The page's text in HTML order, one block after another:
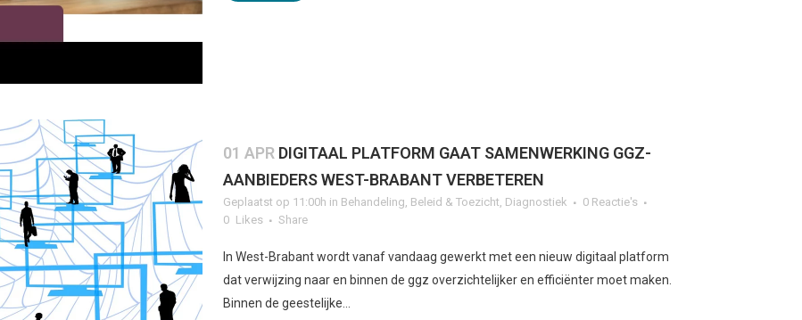
01 APR DIGITAAL PLATFORM GAAT SAMENWERKING GGZ-
AANBIEDERS WEST-BRABANT VERBETEREN
Geplaatst op 11:00h in Behandeling, Beleid & Toezicht, Diagnostiek
0 Reactie's
0 Likes Share
In West-Brabant wordt vanaf vandaag gewerkt met een nieuw digitaal platform
dat verwijzing naar en binnen de ggz overzichtelijker en efficiënter moet maken.
Binnen de geestelijke...